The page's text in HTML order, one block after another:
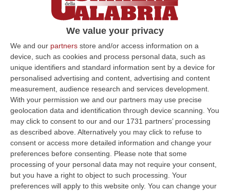
We value your privacy
We and our partners store and/or access information on a
device, such as cookies and process personal data, such as
unique identifiers and standard information sent by a device for
personalised advertising and content, advertising and content
measurement, audience research and services development.
With your permission we and our partners may use precise
geolocation data and identification through device scanning. You
may click to consent to our and our 1731 partners’ processing
as described above. Alternatively you may click to refuse to
consent or access more detailed information and change your
preferences before consenting. Please note that some
processing of your personal data may not require your consent,
but you have a right to object to such processing. Your
preferences will apply to this website only. You can change your
Pubblicato il: 04/02/25 – 12:52
Corecom, primo monitoraggio sull’uso di
linguaggi poco rispettosi delle differenze
di genere